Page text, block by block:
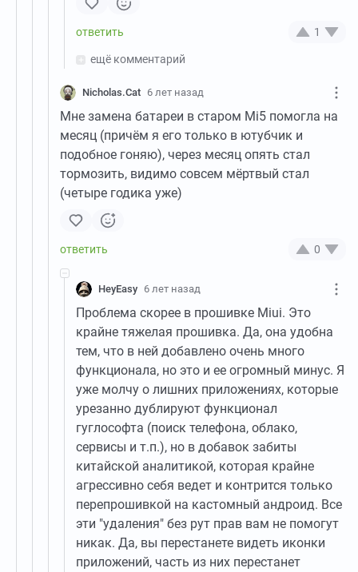
1
ещё комментарий
Nicholas.Cat 6 лет назад
Мне замена батареи в старом Mi5 помогла на
месяц (причём я его только в ютубчик и
подобное гоняю), через месяц опять стал
тормозить, видимо совсем мёртвый стал
(четыре годика уже)
0
HeyEasy 6 лет назад
Проблема скорее в прошивке Miui. Это
крайне тяжелая прошивка. Да, она удобна
тем, что в ней добавлено очень много
функционала, но это и ее огромный минус. Я
уже молчу о лишних приложениях, которые
урезанно дублируют функционал
гуглософта (поиск телефона, облако,
сервисы и т.п.), но в добавок забиты
китайской аналитикой, которая крайне
агрессивно себя ведет и контрится только
перепрошивкой на кастомный андроид. Все
эти "удаления" без рут прав вам не помогут
никак. Да, вы перестанете видеть иконки
приложений, часть из них перестанет